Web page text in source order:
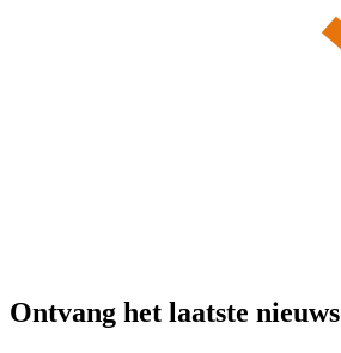
Ontvang het laatste nieuws